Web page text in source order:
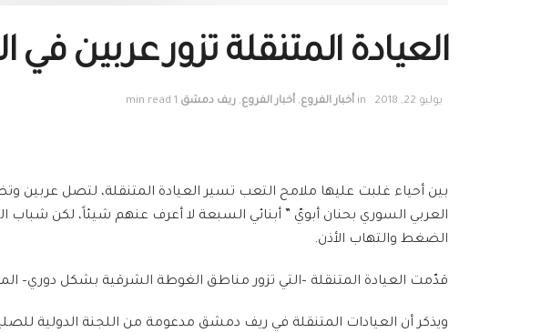
العيادة المتنقلة تزور عربين
يوليو 22, 2018 in أخبار الفروع, أخبار الفروع, ريف دمشق 1 min read
بين أحياء غلبت عليها ملامح التعب تسير العيادة المتنقلة، لتصل عربين
العربي السوري بحنان أبويّ ” أبنائي السبعة لا أعرف عنهم شيئاً، لكن شباب
الضغط والتهاب الأذن.
قدّمت العيادة المتنقلة –التي تزور مناطق الغوطة الشرقية بشكل دوري–
ويذكر أن العيادات المتنقلة في ريف دمشق مدعومة من اللجنة الدولية